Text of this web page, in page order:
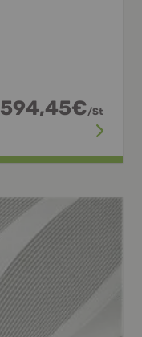
594,45€/St